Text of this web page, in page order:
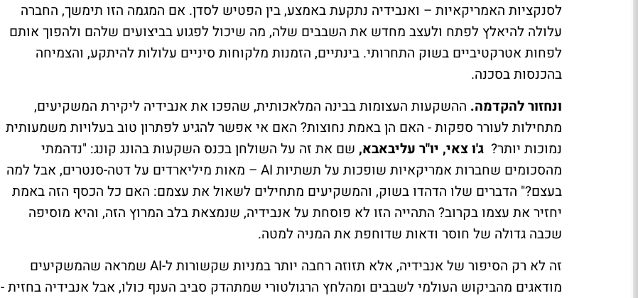
לסנקציות האמריקאיות – ואנבידיה נתקעת באמצע, בין הפטיש לסדן. אם המגמה הזו תימשך, החברה
עלולה להיאלץ לפתח ולעצב מחדש את השבבים שלה, מה שיכול לפגוע בביצועים שלהם ולהפוך אותם
לפחות אטרקטיביים בשוק התחרותי. בינתיים, הזמנות מלקוחות סיניים עלולות להיתקע, והצמיחה
בהכנסות בסכנה.
ונחזור להקדמה. ההשקעות העצומות בבינה המלאכותית, שהפכו את אנבידיה ליקירת המשקיעים,
מתחילות לעורר ספקות - האם הן באמת נחוצות? האם אי אפשר להגיע לפתרון טוב בעלויות משמעותית
נמוכות יותר? ג'ו צאי, יו"ר עליבאבא, שם את זה על השולחן בכנס השקעות בהונג קונג: "נדהמתי
מהסכומים שחברות אמריקאיות שופכות על תשתיות AI – מאות מיליארדים על דטה-סנטרים, אבל למה
בעצם?" הדברים שלו הדהדו בשוק, והמשקיעים מתחילים לשאול את עצמם: האם כל הכסף הזה באמת
יחזיר את עצמו בקרוב? התהייה הזו לא פוסחת על אנבידיה, שנמצאת בלב המרוץ הזה, והיא מוסיפה
שכבה גדולה של חוסר ודאות שדוחפת את המניה למטה.
זה לא רק הסיפור של אנבידיה, אלא תזוזה רחבה יותר במניות שקשורות ל-AI שמראה שהמשקיעים
מודאגים מהביקוש העולמי לשבבים ומהלחץ הרגולטורי שמתהדק סביב הענף כולו, אבל אנבידיה בחזית -